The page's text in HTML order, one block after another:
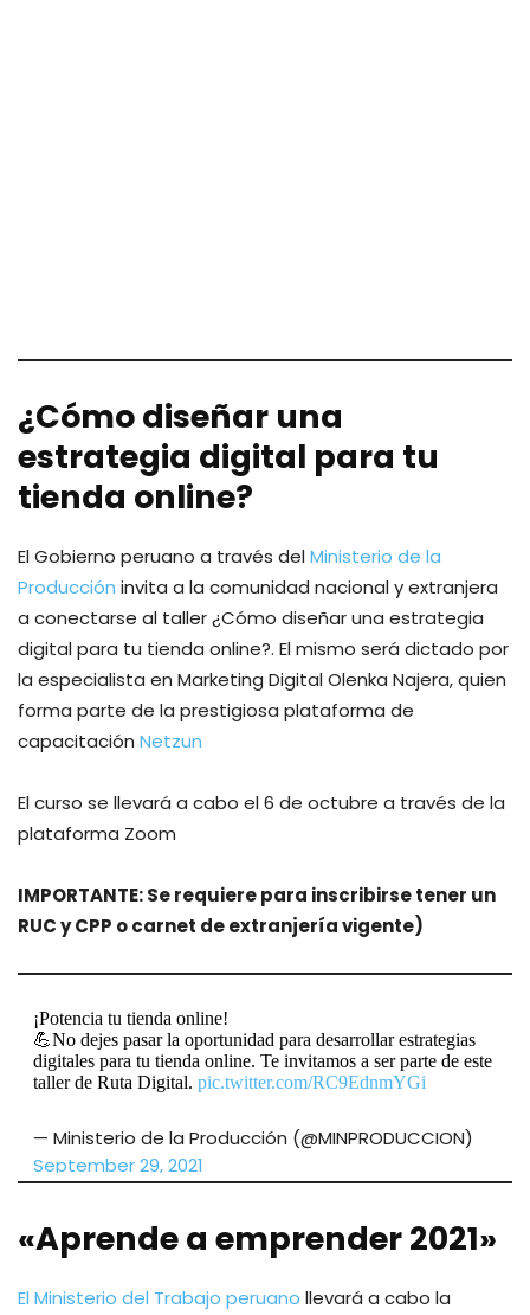
¿Cómo diseñar una
estrategia digital para tu
tienda online?
El Gobierno peruano a través delMinisterio de la
Producción invita a la comunidad nacional y extranjera
a conectarse al taller ¿Cómo diseñar una estrategia
digital para tu tienda online?. El mismo será dictado por
la especialista en Marketing Digital Olenka Najera, quien
forma parte de la prestigiosa plataforma de
capacitación Netzun
El curso se llevará a cabo el 6 de octubre a través de la
plataforma Zoom
IMPORTANTE: Se requiere para inscribirse tener un
RUC y CPP o carnet de extranjería vigente)
¡Potencia tu tienda online!
💪No dejes pasar la oportunidad para desarrollar estrategias
digitales para tu tienda online. Te invitamos a ser parte de este
taller de Ruta Digital. pic.twitter.com/RC9EdnmYGi
— Ministerio de la Producción (@MINPRODUCCION)
September 29, 2021
«Aprende a emprender 2021»
El Ministerio del Trabajo peruano llevará a cabo la